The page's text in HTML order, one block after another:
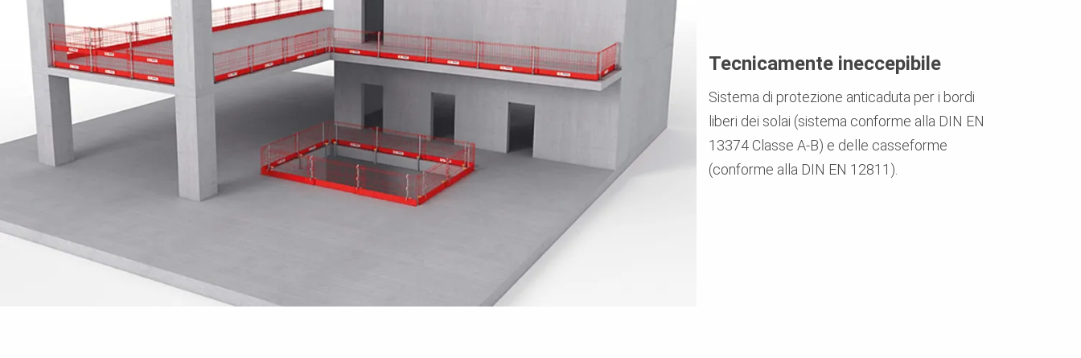
Tecnicamente ineccepibile
Sistema di protezione anticaduta per i bordi
liberi dei solai (sistema conforme alla DIN EN
13374 Classe A-B) e delle casseforme
(conforme alla DIN EN 12811).